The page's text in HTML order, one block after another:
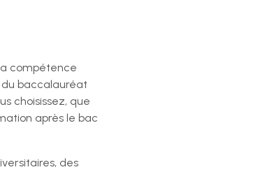
compétence
du baccalauréat
choisissez, que
après le bac
des